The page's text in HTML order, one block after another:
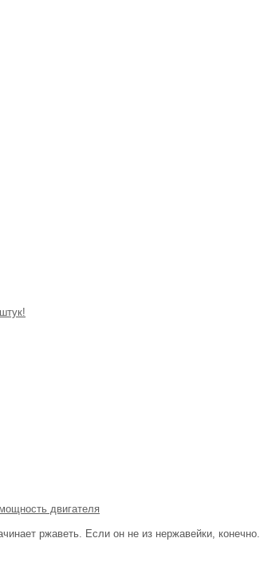
двигателя
ржаветь. Если он не из нержавейки, конечно.